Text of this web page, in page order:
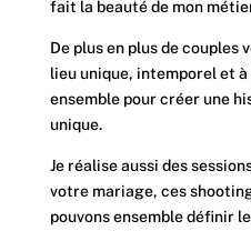
fait la beauté de mon
De plus en plus de couples
lieu unique, intemporel et
ensemble pour créer une
unique.
Je réalise aussi des
votre mariage, ces
pouvons ensemble définir